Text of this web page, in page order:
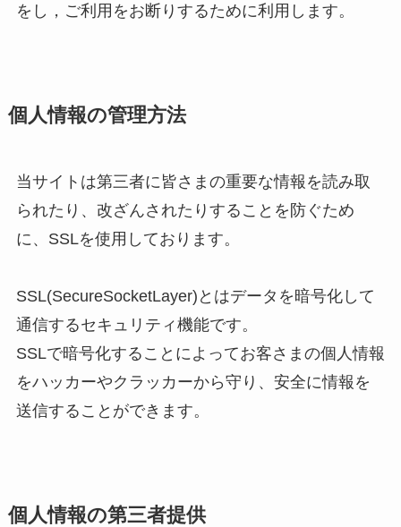
をし，ご利用をお断りするために利用します。
個人情報の管理方法
当サイトは第三者に皆さまの重要な情報を読み取
られたり、改ざんされたりすることを防ぐため
に、SSLを使用しております。
SSL(SecureSocketLayer)とはデータを暗号化して
通信するセキュリティ機能です。
SSLで暗号化することによってお客さまの個人情報
をハッカーやクラッカーから守り、安全に情報を
送信することができます。
個人情報の第三者提供